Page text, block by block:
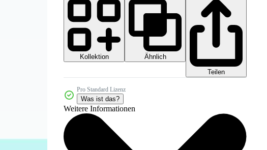
Kollektion
Ähnlich
Teilen
Pro Standard Lizenz
Was ist das?
Weitere Informationen